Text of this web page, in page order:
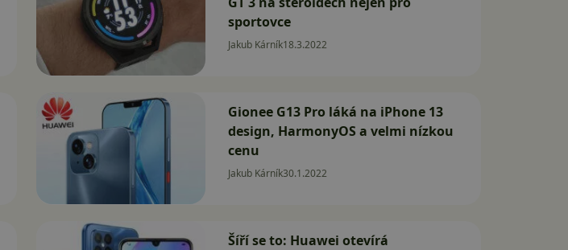
sportovce
Jakub Kárník18.3.2022
Gionee G13 Pro láká na iPhone 13
design, HarmonyOS a velmi nízkou
cenu
Jakub Kárník30.1.2022
Šíří se to: Huawei otevírá